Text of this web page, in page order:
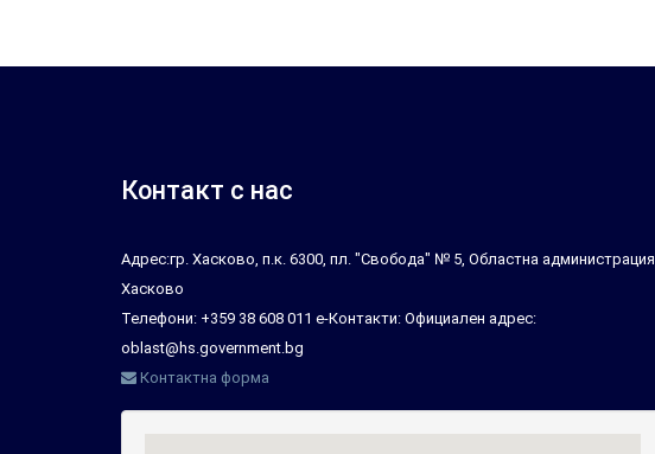
Контакт с нас
Адрес:гр. Хасково, п.к. 6300, пл. "Свобода" № 5, Областна администрация
Хасково
Телефони: +359 38 608 011 е-Контакти: Официален адрес:
oblast@hs.government.bg
Контактна форма